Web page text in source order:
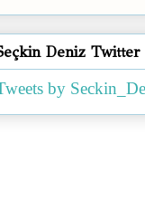
Deniz Twitter
by